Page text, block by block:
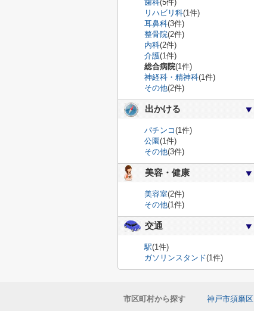
歯科(5件)
リハビリ科(1件)
耳鼻科(3件)
整骨院(2件)
内科(2件)
介護(1件)
総合病院(1件)
神経科・精神科(1件)
その他(2件)
出かける
パチンコ(1件)
公園(1件)
その他(3件)
美容・健康
美容室(2件)
その他(1件)
交通
駅(1件)
ガソリンスタンド(1件)
市区町村から探す 神戸市須磨区